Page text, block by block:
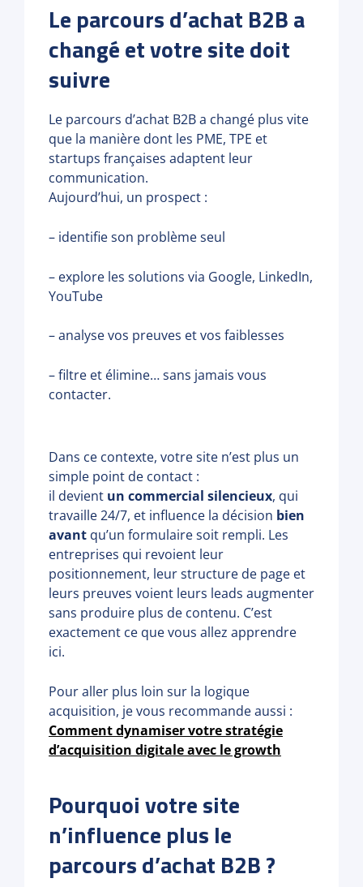
Le parcours d’achat B2B a
changé et votre site doit
suivre
Le parcours d’achat B2B a changé plus vite
que la manière dont les PME, TPE et
startups françaises adaptent leur
communication.
Aujourd’hui, un prospect :
– identifie son problème seul
– explore les solutions via Google, LinkedIn,
YouTube
– analyse vos preuves et vos faiblesses
– filtre et élimine… sans jamais vous
contacter.
Dans ce contexte, votre site n’est plus un
simple point de contact :
il devient un commercial silencieux, qui
travaille 24/7, et influence la décision bien
avant qu’un formulaire soit rempli. Les
entreprises qui revoient leur
positionnement, leur structure de page et
leurs preuves voient leurs leads augmenter
sans produire plus de contenu. C’est
exactement ce que vous allez apprendre
ici.
Pour aller plus loin sur la logique
acquisition, je vous recommande aussi :
Comment dynamiser votre stratégie
d’acquisition digitale avec le growth
Pourquoi votre site
n’influence plus le
parcours d’achat B2B ?